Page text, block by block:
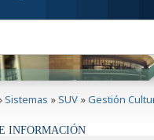
Sistemas »SUV »Gestión
INFORMACIÓN